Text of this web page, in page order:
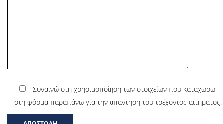
Συναινώ στη χρησιμοποίηση των στοιχείων που καταχωρώ
στη φόρμα παραπάνω για την απάντηση του τρέχοντος αιτήματός.